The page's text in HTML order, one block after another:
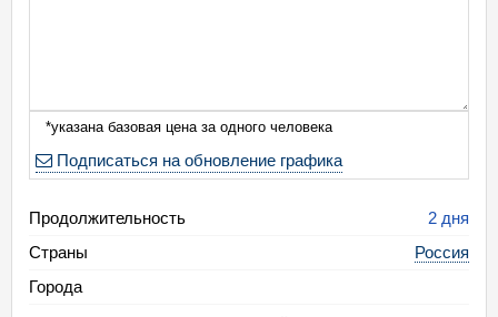
*указана базовая цена за одного человека
Подписаться на обновление графика
Продолжительность
2 дня
Страны
Россия
Города